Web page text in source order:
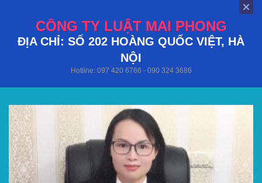
CÔNG TY LUẬT MAI PHONG
ĐỊA CHỈ: SỐ 202 HOÀNG QUỐC VIỆT, HÀ
NỘI
Hotline: 097 420 6766 - 090 324 3686